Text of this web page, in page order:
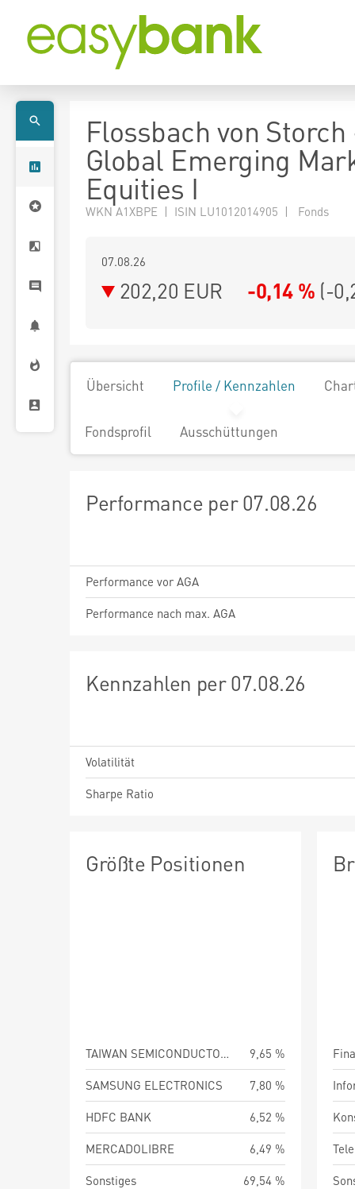
Flossbach von Storch
Global Emerging
Equities I
WKN A1XBPE | ISIN LU1012014905 | Fonds
07.08.26
202,20 EUR -0,14 % (-
Übersicht Profile / Kennzahlen
Fondsprofil Ausschüttungen
Performance per 07.08.26
Performance vor AGA
Performance nach max. AGA
Kennzahlen per 07.08.26
Volatilität
Sharpe Ratio
Größte Positionen
TAIWAN SEMICONDUCTOR ADR
9,65 %
SAMSUNG ELECTRONICS
7,80 %
HDFC BANK
6,52 %
MERCADOLIBRE
6,49 %
Sonstiges
69,54 %